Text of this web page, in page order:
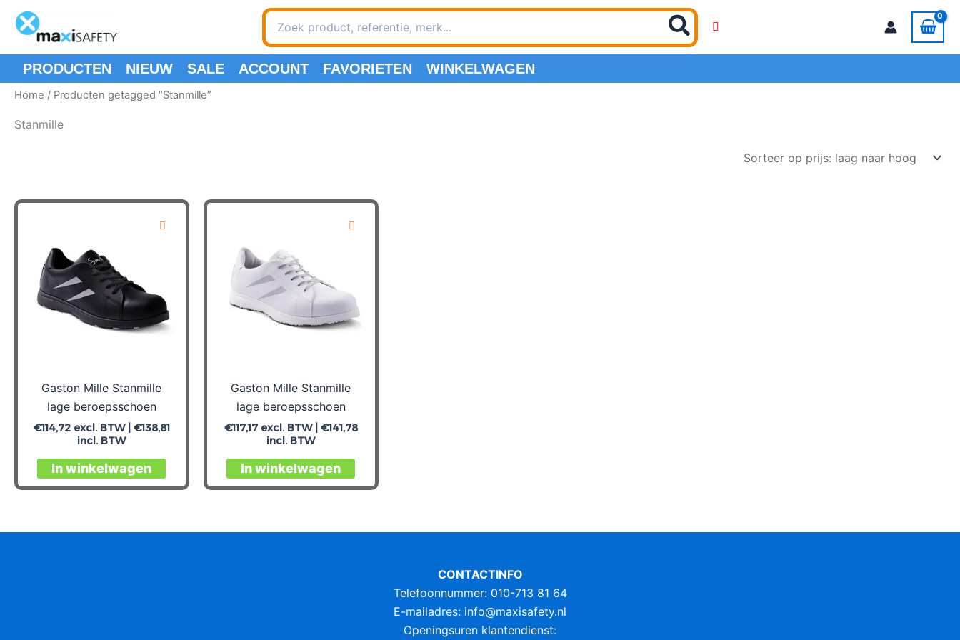
naar
inhoud
Zoeken
naar:
PRODUCTEN NIEUW SALE ACCOUNT FAVORIETEN WINKELWAGEN
Home / Producten getagged “Stanmille”
Stanmille
Gaston Mille Stanmille
lage beroepsschoen
€114,72excl. BTW | €138,81
incl. BTW
In winkelwagen
Dit
product
variaties.
Gaston Mille Stanmille
lage beroepsschoen
€117,17excl. BTW | €141,78
incl. BTW
In winkelwagen
Dit
product
variaties.
gekozen
CONTACTINFO
Telefoonnummer: 010-713 81 64
E-mailadres: info@maxisafety.nl
Openingsuren klantendienst: